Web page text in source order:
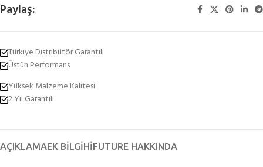
Paylaş:
Türkiye Distribütör Garantili
Üstün Performans
Yüksek Malzeme Kalitesi
2 Yıl Garantili
AÇIKLAMAEK BILGIHIFUTURE HAKKINDA